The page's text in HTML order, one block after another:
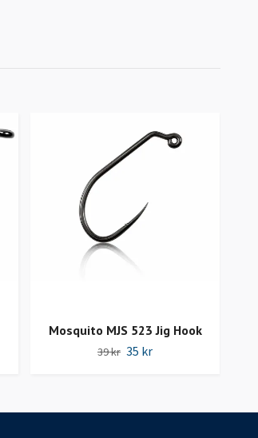
Mosquito MJS 523 Jig Hook
39 kr 35 kr